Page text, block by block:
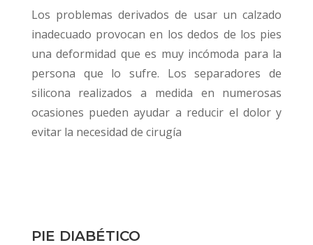
Los problemas derivados de usar un calzado
inadecuado provocan en los dedos de los pies
una deformidad que es muy incómoda para la
persona que lo sufre. Los separadores de
silicona realizados a medida en numerosas
ocasiones pueden ayudar a reducir el dolor y
evitar la necesidad de cirugía
PIE DIABÉTICO